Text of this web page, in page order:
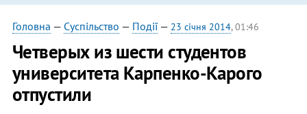
Головна — Суспільство — Події— 23 січня 2014, 01:46
Четверых из шести студентов
университета Карпенко-Карого
отпустили